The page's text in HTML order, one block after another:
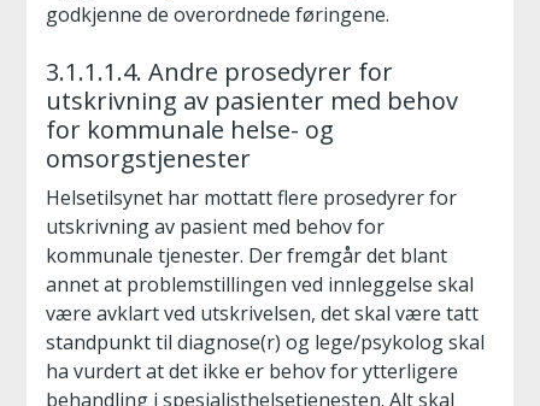
godkjenne de overordnede føringene.
3.1.1.1.4. Andre prosedyrer for
utskrivning av pasienter med behov
for kommunale helse- og
omsorgstjenester
Helsetilsynet har mottatt flere prosedyrer for
utskrivning av pasient med behov for
kommunale tjenester. Der fremgår det blant
annet at problemstillingen ved innleggelse skal
være avklart ved utskrivelsen, det skal være tatt
standpunkt til diagnose(r) og lege/psykolog skal
ha vurdert at det ikke er behov for ytterligere
behandling i spesialisthelsetjenesten. Alt skal